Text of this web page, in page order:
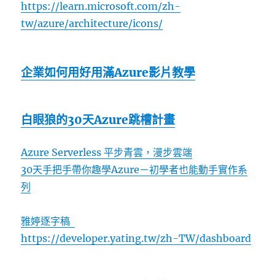
https://learn.microsoft.com/zh-
tw/azure/architecture/icons/
企業如何用好用滿Azure影片教學
白眼狼的30天Azure跳槽計畫
Azure Serverless 平步青雲，漫步雲端
30天手把手帶你趣學Azure－初學者也能動手實作系
列
雅婷逐字稿
https://developer.yating.tw/zh-TW/dashboard